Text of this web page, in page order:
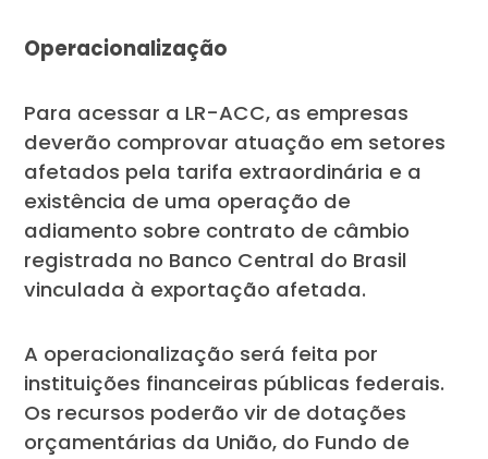
Operacionalização
Para acessar a LR-ACC, as empresas
deverão comprovar atuação em setores
afetados pela tarifa extraordinária e a
existência de uma operação de
adiamento sobre contrato de câmbio
registrada no Banco Central do Brasil
vinculada à exportação afetada.
A operacionalização será feita por
instituições financeiras públicas federais.
Os recursos poderão vir de dotações
orçamentárias da União, do Fundo de